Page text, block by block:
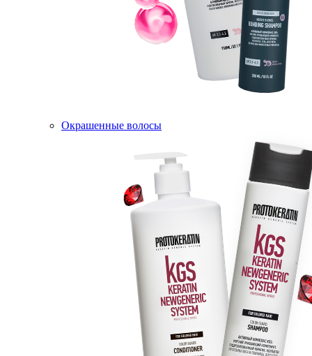
Окрашенные волосы